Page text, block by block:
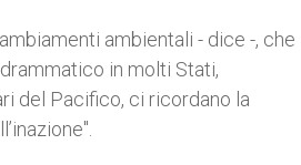
ambientali - dice -, che
in molti Stati,
del Pacifico, ci ricordano la